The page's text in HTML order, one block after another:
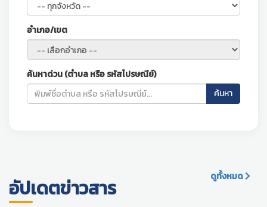
อำเภอ/เขต
ค้นหาด่วน (ตำบล หรือ รหัสไปรษณีย์)
ค้นหา
อัปเดตข่าวสาร ดูทั้งหมด